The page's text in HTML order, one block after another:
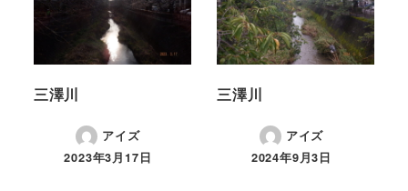
三澤川
アイズ
2023年3月17日
三澤川
アイズ
2024年9月3日